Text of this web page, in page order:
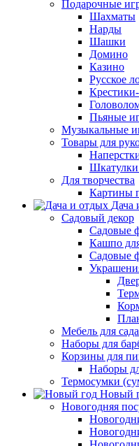
Подарочные
Шахматы
Нарды
Шашки
Домино
Казино
Русское
Пьяные
Музыкальные
Товары для
Шкатулки
Для творчества
Картины
Дача
Садовый декор
Садовые
Кашпо
Садовые
Мебель для сада
Наборы для
Корзины для
Наборы
Термосумки
Новый
Новогодняя